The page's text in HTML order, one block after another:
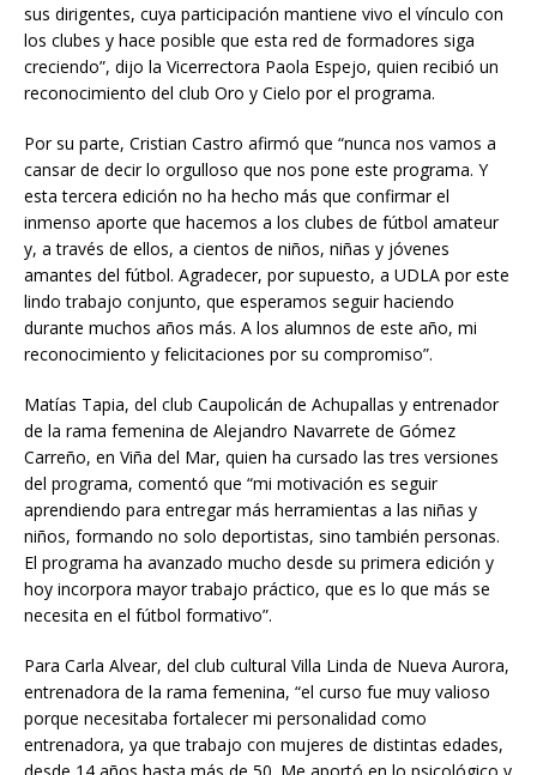
sus dirigentes, cuya participación mantiene vivo el vínculo con
los clubes y hace posible que esta red de formadores siga
creciendo”, dijo la Vicerrectora Paola Espejo, quien recibió un
reconocimiento del club Oro y Cielo por el programa.
Por su parte, Cristian Castro afirmó que “nunca nos vamos a
cansar de decir lo orgulloso que nos pone este programa. Y
esta tercera edición no ha hecho más que confirmar el
inmenso aporte que hacemos a los clubes de fútbol amateur
y, a través de ellos, a cientos de niños, niñas y jóvenes
amantes del fútbol. Agradecer, por supuesto, a UDLA por este
lindo trabajo conjunto, que esperamos seguir haciendo
durante muchos años más. A los alumnos de este año, mi
reconocimiento y felicitaciones por su compromiso”.
Matías Tapia, del club Caupolicán de Achupallas y entrenador
de la rama femenina de Alejandro Navarrete de Gómez
Carreño, en Viña del Mar, quien ha cursado las tres versiones
del programa, comentó que “mi motivación es seguir
aprendiendo para entregar más herramientas a las niñas y
niños, formando no solo deportistas, sino también personas.
El programa ha avanzado mucho desde su primera edición y
hoy incorpora mayor trabajo práctico, que es lo que más se
necesita en el fútbol formativo”.
Para Carla Alvear, del club cultural Villa Linda de Nueva Aurora,
entrenadora de la rama femenina, “el curso fue muy valioso
porque necesitaba fortalecer mi personalidad como
entrenadora, ya que trabajo con mujeres de distintas edades,
desde 14 años hasta más de 50. Me aportó en lo psicológico y